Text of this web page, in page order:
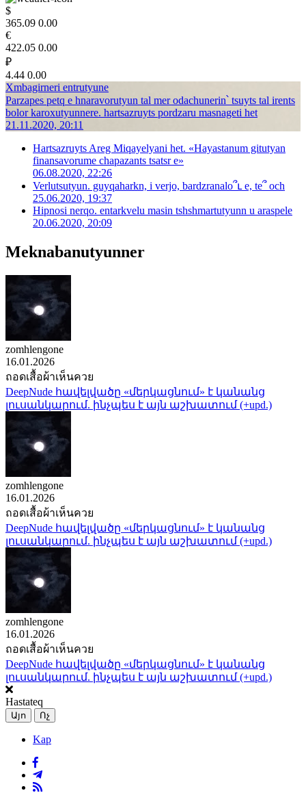
$
365.09 0.00
€
422.05 0.00
₽
4.44 0.00
Xmbagirneri entrutyune
Parzapes petq e hnaravorutyun tal mer odachunerin՝ tsuyts tal irents
bolor karoxutyunnere. hartsazruyts pordzaru masnageti het
21.11.2020, 20:11
Hartsazruyts Areg Miqayelyani het. «Hayastanum gitutyan
finansavorume chapazants tsatsr e»
06.08.2020, 22:26
Verlutsutyun. guyqaharkn, i verjo, bardzranalo՞ւ e, te՞ och
25.06.2020, 19:37
Hipnosi nerqo. entarkvelu masin tshshmartutyunn u araspele
20.06.2020, 20:09
Meknabanutyunner
zomhlengone
16.01.2026
ถอดเสื้อผ้าเห็นควย
DeepNude հավելվածը «մերկացնում» է կանանց
լուսանկարում. ինչպես է այն աշխատում (+upd.)
zomhlengone
16.01.2026
ถอดเสื้อผ้าเห็นควย
DeepNude հավելվածը «մերկացնում» է կանանց
լուսանկարում. ինչպես է այն աշխատում (+upd.)
zomhlengone
16.01.2026
ถอดเสื้อผ้าเห็นควย
DeepNude հավելվածը «մերկացնում» է կանանց
լուսանկարում. ինչպես է այն աշխատում (+upd.)
Hastateq
Այո Ոչ
Kap